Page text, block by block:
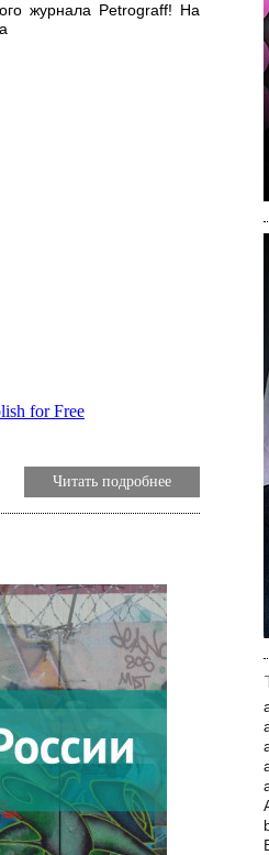
журнала Petrograff! На
for Free
Читать подробнее